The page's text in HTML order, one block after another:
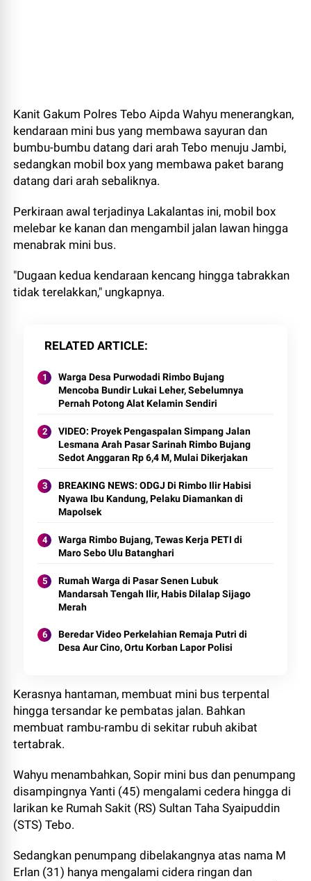
Kanit Gakum Polres Tebo Aipda Wahyu menerangkan,
kendaraan mini bus yang membawa sayuran dan
bumbu-bumbu datang dari arah Tebo menuju Jambi,
sedangkan mobil box yang membawa paket barang
datang dari arah sebaliknya.
Perkiraan awal terjadinya Lakalantas ini, mobil box
melebar ke kanan dan mengambil jalan lawan hingga
menabrak mini bus.
"Dugaan kedua kendaraan kencang hingga tabrakkan
tidak terelakkan," ungkapnya.
RELATED ARTICLE
Warga Desa Purwodadi Rimbo Bujang
Mencoba Bundir Lukai Leher, Sebelumnya
Pernah Potong Alat Kelamin Sendiri
VIDEO: Proyek Pengaspalan Simpang Jalan
Lesmana Arah Pasar Sarinah Rimbo Bujang
Sedot Anggaran Rp 6,4 M, Mulai Dikerjakan
BREAKING NEWS: ODGJ Di Rimbo Ilir Habisi
Nyawa Ibu Kandung, Pelaku Diamankan di
Mapolsek
Warga Rimbo Bujang, Tewas Kerja PETI di
Maro Sebo Ulu Batanghari
Rumah Warga di Pasar Senen Lubuk
Mandarsah Tengah Ilir, Habis Dilalap Sijago
Merah
Beredar Video Perkelahian Remaja Putri di
Desa Aur Cino, Ortu Korban Lapor Polisi
Kerasnya hantaman, membuat mini bus terpental
hingga tersandar ke pembatas jalan. Bahkan
membuat rambu-rambu di sekitar rubuh akibat
tertabrak.
Wahyu menambahkan, Sopir mini bus dan penumpang
disampingnya Yanti (45) mengalami cedera hingga di
larikan ke Rumah Sakit (RS) Sultan Taha Syaipuddin
(STS) Tebo.
Sedangkan penumpang dibelakangnya atas nama M
Erlan (31) hanya mengalami cidera ringan dan